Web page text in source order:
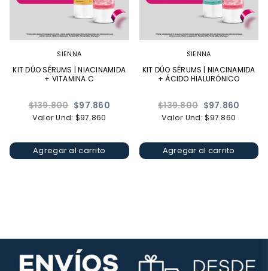
SIENNA
KIT DÚO SÉRUMS | NIACINAMIDA
+ VITAMINA C
Precio
habitual
$139.800 $97.860
Valor Und: $97.860
Agregar al carrito
SIENNA
KIT DÚO SÉRUMS | NIACINAMIDA
+ ÁCIDO HIALURÓNICO
Precio
habitual
$139.800 $97.860
Valor Und: $97.860
Agregar al carrito